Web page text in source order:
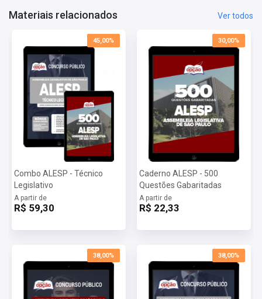
Materiais relacionados Ver todos
45,00%
Combo ALESP - Técnico
Legislativo
A partir de
R$ 59,30
30,00%
Caderno ALESP - 500
Questões Gabaritadas
A partir de
R$ 22,33
38,00% 38,00%